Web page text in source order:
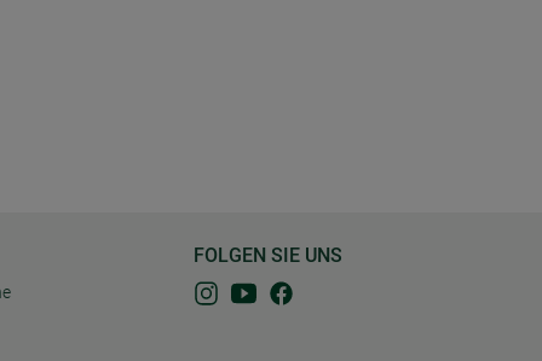
FOLGEN SIE UNS